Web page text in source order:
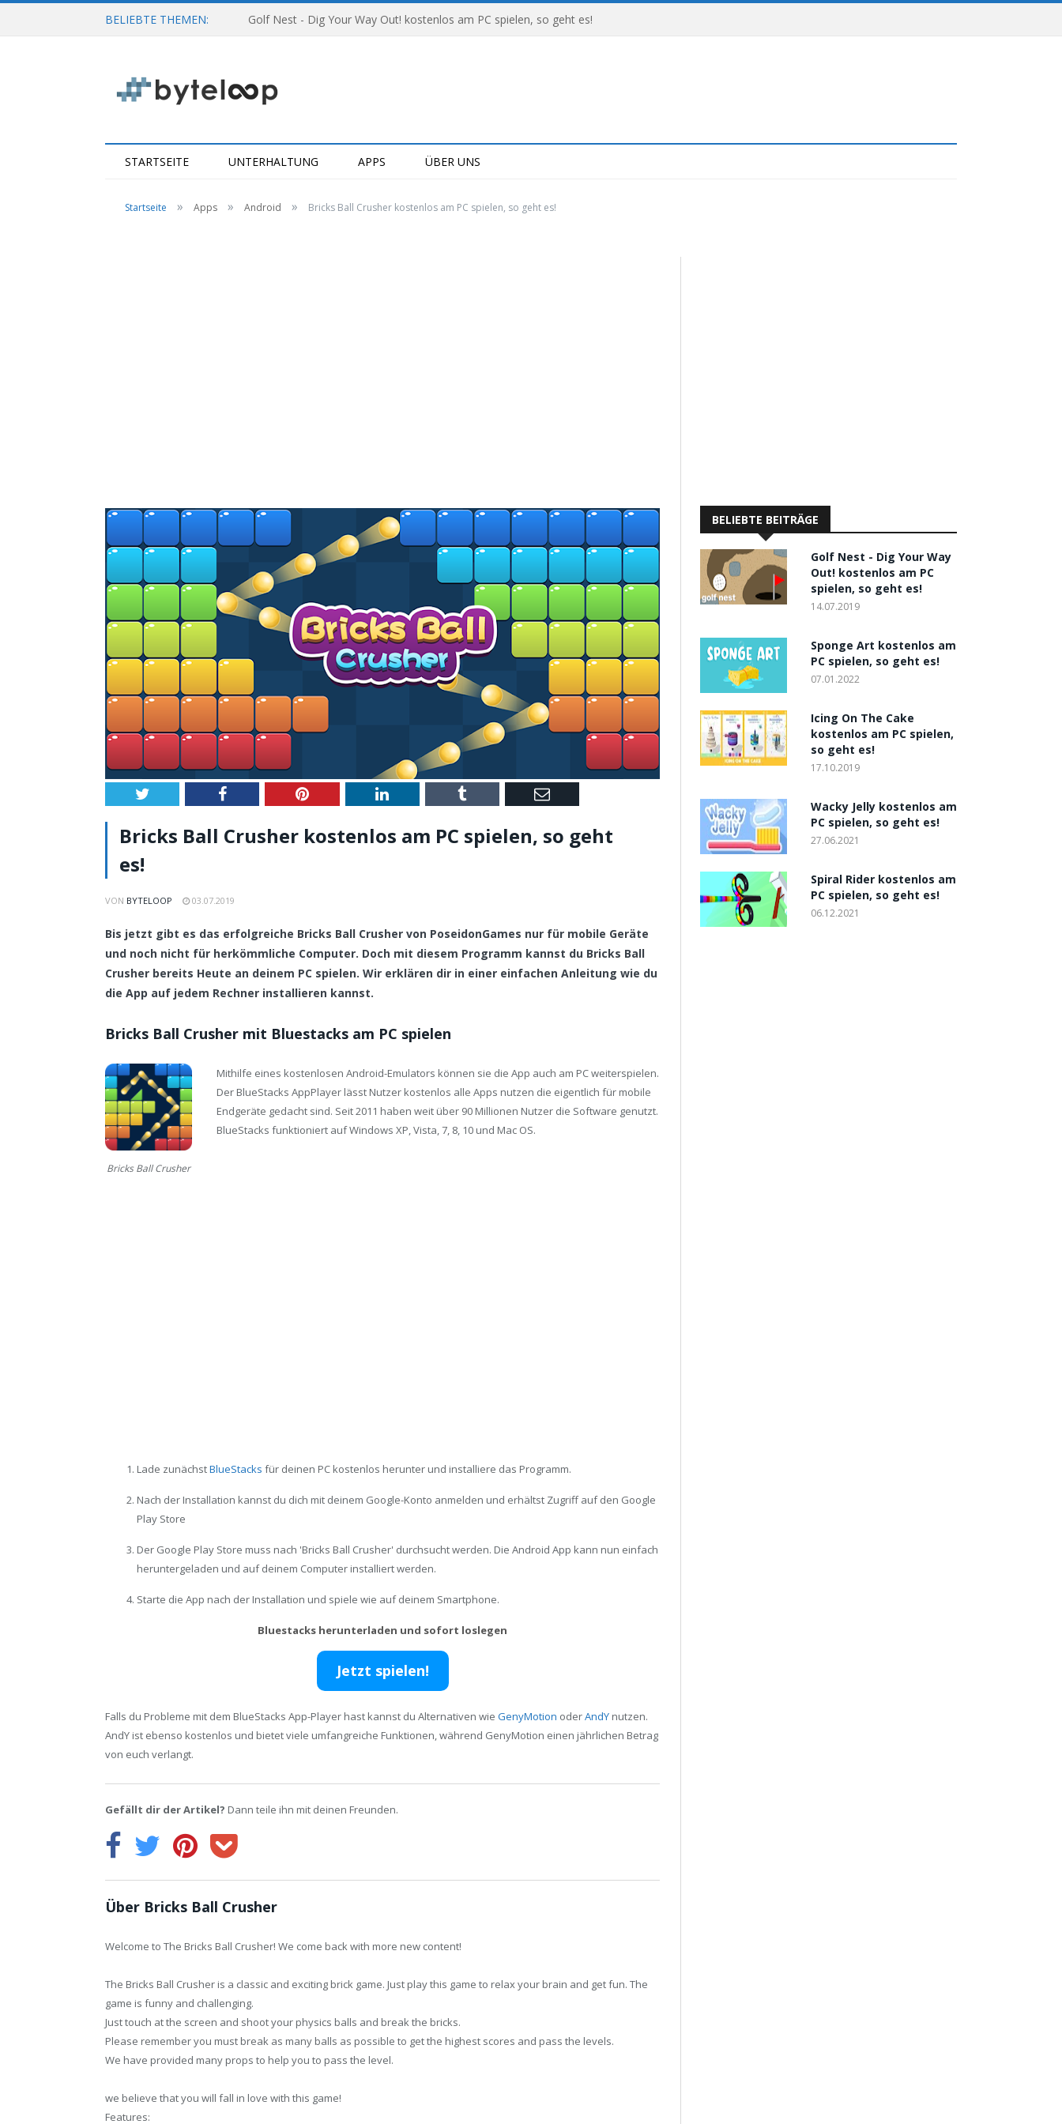
BELIEBTE THEMEN: Golf Nest - Dig Your Way Out! kostenlos am PC spielen, so geht es!
STARTSEITE UNTERHALTUNG APPS ÜBER UNS
Startseite » Apps » Android » Bricks Ball Crusher kostenlos am PC spielen, so geht es!
Twitter Facebook Pinterest LinkedIn Tumblr Email
Bricks Ball Crusher kostenlos am PC spielen, so geht
es!
VON BYTELOOP 03.07.2019
Bis jetzt gibt es das erfolgreiche Bricks Ball Crusher von PoseidonGames nur für mobile Geräte
und noch nicht für herkömmliche Computer. Doch mit diesem Programm kannst du Bricks Ball
Crusher bereits Heute an deinem PC spielen. Wir erklären dir in einer einfachen Anleitung wie du
die App auf jedem Rechner installieren kannst.
Bricks Ball Crusher mit Bluestacks am PC spielen
Bricks Ball Crusher
Mithilfe eines kostenlosen Android-Emulators können sie die App auch am PC weiterspielen.
Der BlueStacks AppPlayer lässt Nutzer kostenlos alle Apps nutzen die eigentlich für mobile
Endgeräte gedacht sind. Seit 2011 haben weit über 90 Millionen Nutzer die Software genutzt.
BlueStacks funktioniert auf Windows XP, Vista, 7, 8, 10 und Mac OS.
Lade zunächstBlueStacks für deinen PC kostenlos herunter und installiere das Programm.
Nach der Installation kannst du dich mit deinem Google-Konto anmelden und erhältst Zugriff auf den Google
Play Store
Der Google Play Store muss nach 'Bricks Ball Crusher' durchsucht werden. Die Android App kann nun einfach
heruntergeladen und auf deinem Computer installiert werden.
Starte die App nach der Installation und spiele wie auf deinem Smartphone.
Bluestacks herunterladen und sofort loslegen
Jetzt spielen!
Falls du Probleme mit dem BlueStacks App-Player hast kannst du Alternativen wie GenyMotion oderAndY nutzen.
AndY ist ebenso kostenlos und bietet viele umfangreiche Funktionen, während GenyMotion einen jährlichen Betrag
von euch verlangt.
Gefällt dir der Artikel? Dann teile ihn mit deinen Freunden.
Über Bricks Ball Crusher
Welcome to The Bricks Ball Crusher! We come back with more new content!
The Bricks Ball Crusher is a classic and exciting brick game. Just play this game to relax your brain and get fun. The
game is funny and challenging.
Just touch at the screen and shoot your physics balls and break the bricks.
Please remember you must break as many balls as possible to get the highest scores and pass the levels.
We have provided many props to help you to pass the level.
we believe that you will fall in love with this game!
Features:
BELIEBTE BEITRÄGE
Golf Nest - Dig Your Way
Out! kostenlos am PC
spielen, so geht es!
14.07.2019
Sponge Art kostenlos am
PC spielen, so geht es!
07.01.2022
Icing On The Cake
kostenlos am PC spielen,
so geht es!
17.10.2019
Wacky Jelly kostenlos am
PC spielen, so geht es!
27.06.2021
Spiral Rider kostenlos am
PC spielen, so geht es!
06.12.2021